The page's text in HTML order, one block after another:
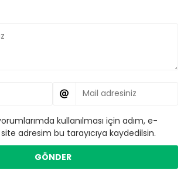
kullanılması için adım, e-
adresim bu tarayıcıya kaydedilsin.